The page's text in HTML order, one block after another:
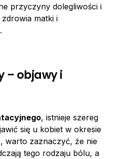
przyczyny dolegliwości i
matki i
– objawy i
, istnieje szereg
się u kobiet w okresie
warto zaznaczyć, że nie
tego rodzaju bólu, a